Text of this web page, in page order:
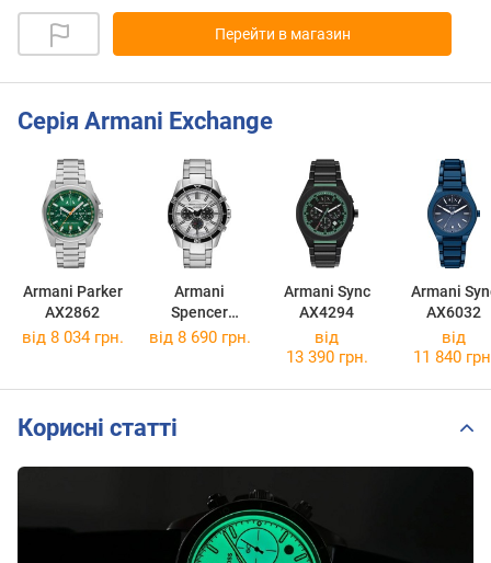
Перейти в магазин
Серія Armani Exchange
Armani Parker
AX2862
Armani
Spencer
AX1969
Armani Sync
AX4294
Armani
AX6032
від 8 034 грн. від 8 690 грн.
від
13 390 грн.
від
11 840
Корисні статті